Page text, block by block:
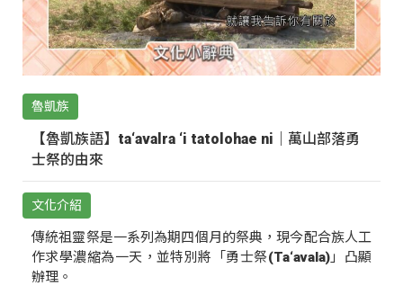
魯凱族
【魯凱族語】ta‘avalra ‘i tatolohae ni｜萬山部落勇
士祭的由來
文化介紹
傳統祖靈祭是一系列為期四個月的祭典，現今配合族人工
作求學濃縮為一天，並特別將「勇士祭(Ta‘avala)」凸顯
辦理。